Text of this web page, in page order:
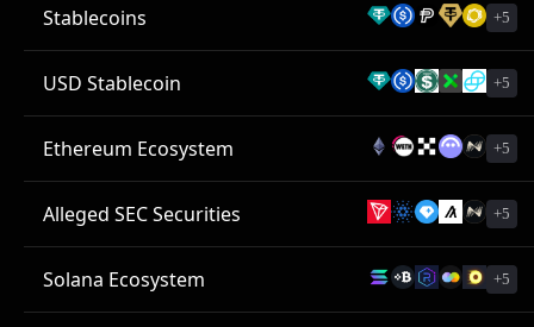
Stablecoins +5
USD Stablecoin +5
Ethereum Ecosystem +5
Alleged SEC Securities +5
Solana Ecosystem +5